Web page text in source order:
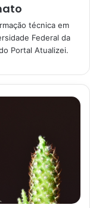
as
para uma
técnica em
Federal da
Portal Atualizei.